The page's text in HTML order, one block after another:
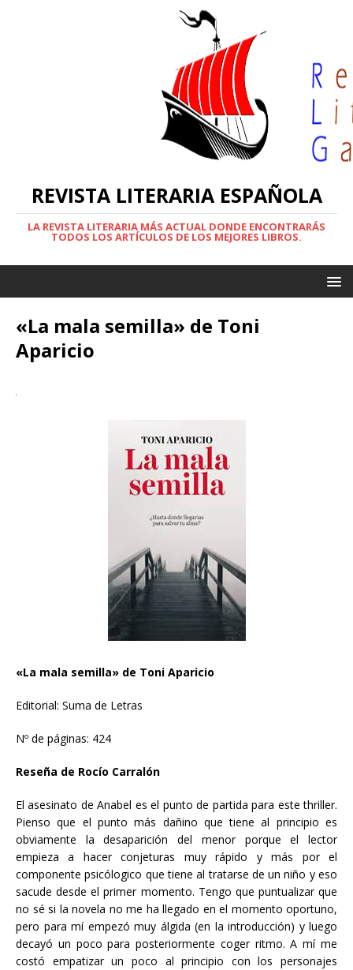
REVISTA LITERARIA ESPAÑOLA
LA REVISTA LITERARIA MÁS ACTUAL DONDE ENCONTRARÁS
TODOS LOS ARTÍCULOS DE LOS MEJORES LIBROS.
«La mala semilla» de Toni
Aparicio
«La mala semilla» de Toni Aparicio
Editorial: Suma de Letras
Nº de páginas: 424
Reseña de Rocío Carralón
El asesinato de Anabel es el punto de partida para este thriller.
Pienso que el punto más dañino que tiene al principio es
obviamente la desaparición del menor porque el lector
empieza a hacer conjeturas muy rápido y más por el
componente psicólogico que tiene al tratarse de un niño y eso
sacude desde el primer momento. Tengo que puntualizar que
no sé si la novela no me ha llegado en el momento oportuno,
pero para mí empezó muy álgida (en la introducción) y luego
decayó un poco para posteriormente coger ritmo. A mí me
costó empatizar un poco al principio con los personajes